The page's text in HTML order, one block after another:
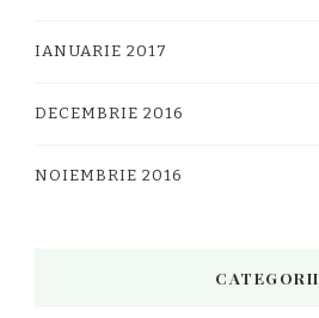
IANUARIE 2017
DECEMBRIE 2016
NOIEMBRIE 2016
CATEGORII